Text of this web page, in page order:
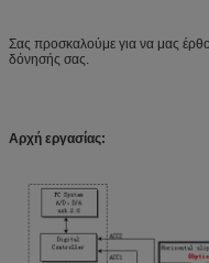
Σας προσκαλούμε για να μας
δόνησής σας.
Αρχή εργασίας: